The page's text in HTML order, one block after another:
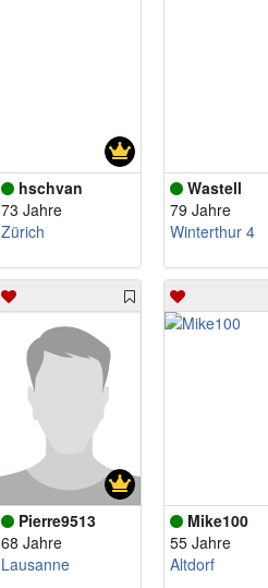
hschvan
73 Jahre
Zürich
Wastell
79 Jahre
Winterthur 4
Pierre9513
68 Jahre
Lausanne
Mike100
55 Jahre
Altdorf